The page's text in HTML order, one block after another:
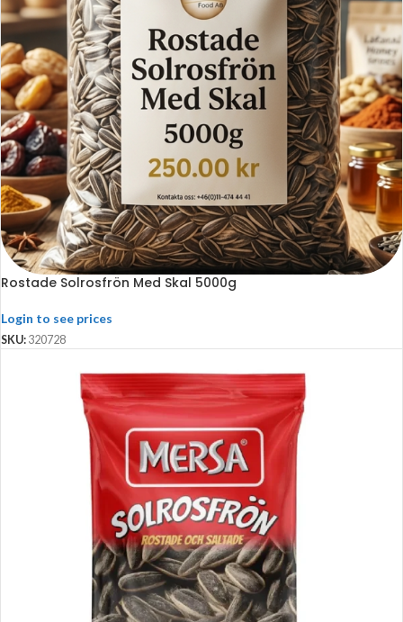
Rostade Solrosfrön Med Skal 5000g
Login to see prices
SKU: 320728